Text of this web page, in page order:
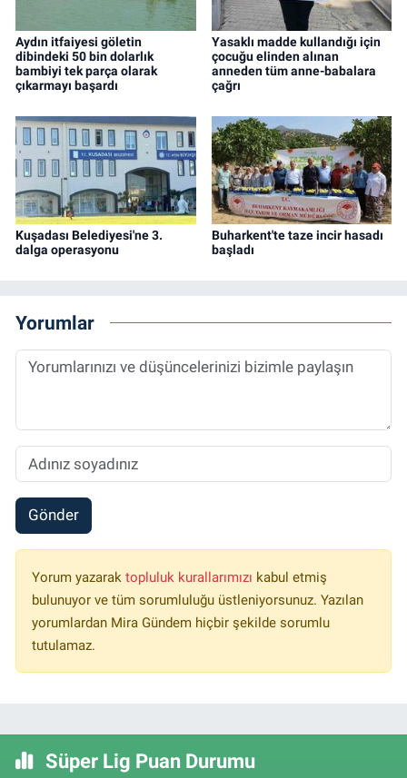
Aydın itfaiyesi göletin
dibindeki 50 bin dolarlık
bambiyi tek parça olarak
çıkarmayı başardı
Yasaklı madde kullandığı için
çocuğu elinden alınan
anneden tüm anne-babalara
çağrı
Kuşadası Belediyesi'ne 3.
dalga operasyonu
Buharkent'te taze incir hasadı
başladı
Yorumlar
Gönder
Yorum yazarak topluluk kurallarımızı kabul etmiş
bulunuyor ve tüm sorumluluğu üstleniyorsunuz. Yazılan
yorumlardan Mira Gündem hiçbir şekilde sorumlu
tutulamaz.
Süper Lig Puan Durumu